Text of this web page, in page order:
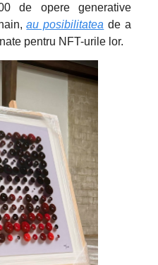
de opere generative
au posibilitatea de a
pentru NFT-urile lor.